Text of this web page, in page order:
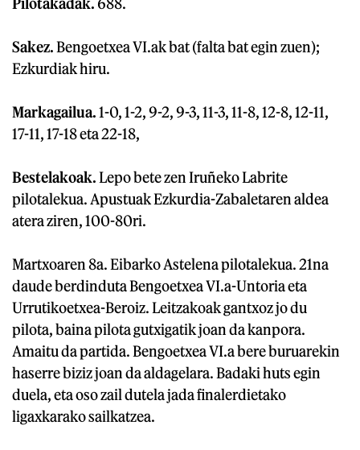
Sakez.Bengoetxea VI.ak bat (falta bat egin zuen);
Ezkurdiak hiru.
Markagailua.1-0, 1-2, 9-2, 9-3, 11-3, 11-8, 12-8, 12-11,
17-11, 17-18 eta 22-18,
Bestelakoak.Lepo bete zen Iruñeko Labrite
pilotalekua. Apustuak Ezkurdia-Zabaletaren aldea
atera ziren, 100-80ri.
Martxoaren 8a. Eibarko Astelena pilotalekua. 21na
daude berdinduta Bengoetxea VI.a-Untoria eta
Urrutikoetxea-Beroiz. Leitzakoak gantxoz jo du
pilota, baina pilota gutxigatik joan da kanpora.
Amaitu da partida. Bengoetxea VI.a bere buruarekin
haserre biziz joan da aldagelara. Badaki huts egin
duela, eta oso zail dutela jada finalerdietako
ligaxkarako sailkatzea.